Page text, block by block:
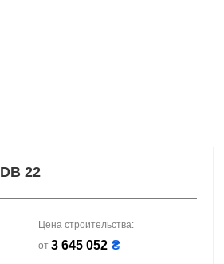
DB 22
Цена строительства:
от 3 645 052 ₴